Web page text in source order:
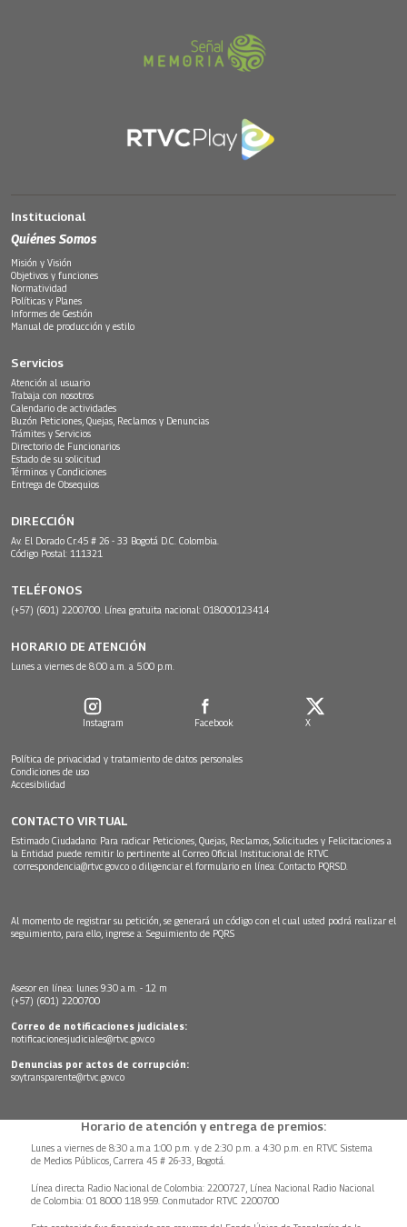
Institucional
Quiénes Somos
Misión y Visión
Objetivos y funciones
Normatividad
Políticas y Planes
Informes de Gestión
Manual de producción y estilo
Servicios
Atención al usuario
Trabaja con nosotros
Calendario de actividades
Buzón Peticiones, Quejas, Reclamos y Denuncias
Trámites y Servicios
Directorio de Funcionarios
Estado de su solicitud
Términos y Condiciones
Entrega de Obsequios
DIRECCIÓN
Av. El Dorado Cr.45 # 26 - 33 Bogotá D.C. Colombia.
Código Postal: 111321
TELÉFONOS
(+57) (601) 2200700. Línea gratuita nacional: 018000123414
HORARIO DE ATENCIÓN
Lunes a viernes de 8:00 a.m. a 5:00 p.m.
Instagram Facebook X
Política de privacidad y tratamiento de datos personales
Condiciones de uso
Accesibilidad
CONTACTO VIRTUAL
Estimado Ciudadano: Para radicar Peticiones, Quejas, Reclamos, Solicitudes y Felicitaciones a
la Entidad puede remitir lo pertinente al Correo Oficial Institucional de RTVC
correspondencia@rtvc.gov.co o diligenciar el formulario en línea: Contacto PQRSD.
Al momento de registrar su petición, se generará un código con el cual usted podrá realizar el
seguimiento, para ello, ingrese a: Seguimiento de PQRS
Asesor en línea: lunes 9:30 a.m. - 12 m
(+57) (601) 2200700
Correo de notificaciones judiciales:
notificacionesjudiciales@rtvc.gov.co
Denuncias por actos de corrupción:
soytransparente@rtvc.gov.co
Horario de atención y entrega de premios:
Lunes a viernes de 8:30 a.m.a 1:00 p.m. y de 2:30 p.m. a 4:30 p.m. en RTVC Sistema
de Medios Públicos, Carrera 45 # 26-33, Bogotá.
Línea directa Radio Nacional de Colombia: 2200727, Línea Nacional Radio Nacional
de Colombia: 01 8000 118 959. Conmutador RTVC 2200700